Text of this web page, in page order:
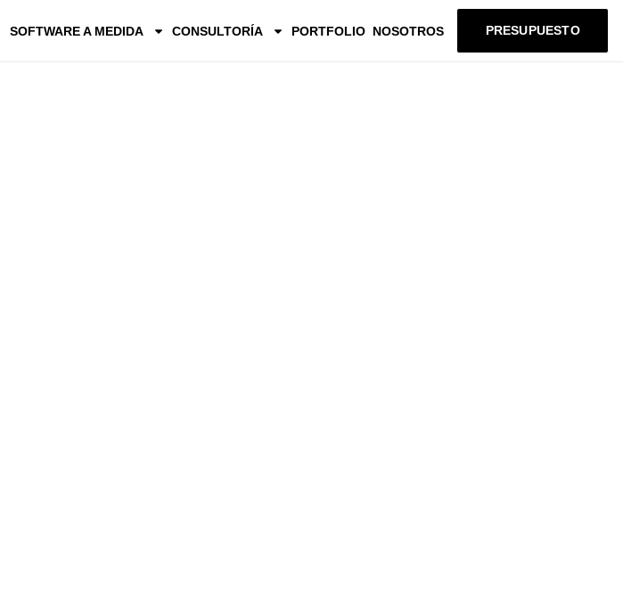
SOFTWARE A MEDIDA CONSULTORÍA PORTFOLIO NOSOTROS PRESUPUESTO